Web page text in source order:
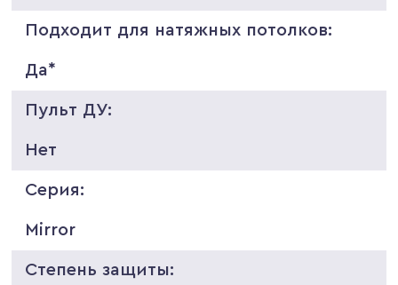
Подходит для натяжных потолков:
Да*
Пульт ДУ:
Нет
Серия:
Mirror
Степень защиты: